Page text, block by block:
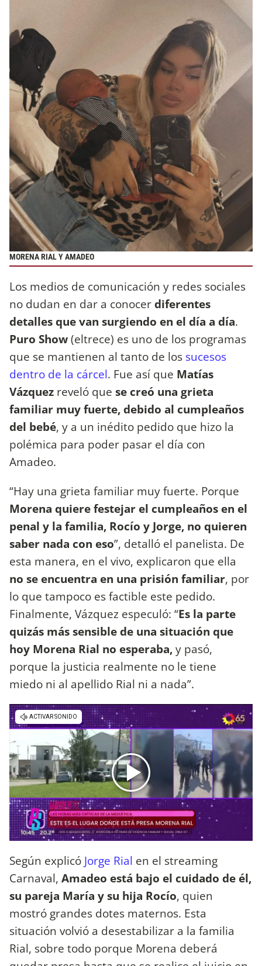
MORENA RIAL Y AMADEO
Los medios de comunicación y redes sociales
no dudan en dar a conocerdiferentes
detalles que van surgiendo en el día a día.
Puro Show(eltrece) es uno de los programas
que se mantienen al tanto de los sucesos
dentro de la cárcel. Fue así que Matías
Vázquez reveló que se creó una grieta
familiar muy fuerte, debido al cumpleaños
del bebé, y a un inédito pedido que hizo la
polémica para poder pasar el día con
Amadeo.
“Hay una grieta familiar muy fuerte. Porque
Morena quiere festejar el cumpleaños en el
penal y la familia, Rocío y Jorge, no quieren
saber nada con eso”, detalló el panelista. De
esta manera, en el vivo, explicaron que ella
no se encuentra en una prisión familiar, por
lo que tampoco es factible este pedido.
Finalmente, Vázquez especuló: “Es la parte
quizás más sensible de una situación que
hoy Morena Rial no esperaba,y pasó,
porque la justicia realmente no le tiene
miedo ni al apellido Rial ni a nada”.
Según explicó Jorge Rial en el streaming
Carnaval, Amadeo está bajo el cuidado de él,
su pareja María y su hija Rocío, quien
mostró grandes dotes maternos. Esta
situación volvió a desestabilizar a la familia
Rial, sobre todo porque Morena deberá